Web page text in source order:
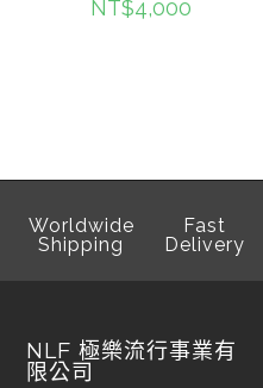
NT$4,000
Worldwide
Shipping
Fast
Delivery
NLF 極樂流行事業有
限公司